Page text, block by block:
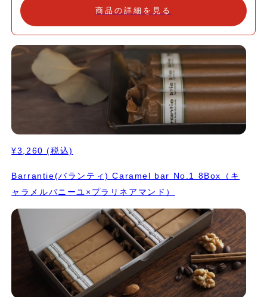
チョコレートと合わせオレンジのコンフィを加え食感アクセント
に。 ショコラのクッキーでカカオを力強く感じる濃厚な仕上がり
方をお愉しみください。 深煎りのコーヒーや紅茶と一緒にいただ
いたり。 ワインなどお酒を飲みながらちびちび食べていただくの
もお勧めです。 1本ずつキャラメル包みを施し帯シールを貼ってお
届けいたします。
商品の詳細を見る
¥3,260 (税込)
Barrantie(バランティ) Caramel bar No.1 8Box（キ
ャラメルバニーユ×プラリネアマンド）